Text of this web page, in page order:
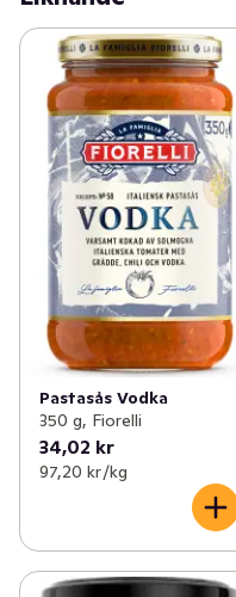
Pastasås Vodka
350 g, Fiorelli
34,02 kr
97,20 kr /kg